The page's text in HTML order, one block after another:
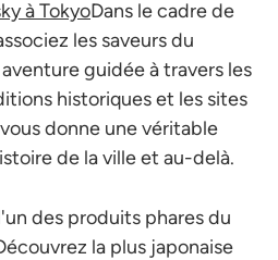
à TokyoDans le cadre de
les saveurs du
guidée à travers les
historiques et les sites
donne une véritable
de la ville et au-delà.
des produits phares du
la plus japonaise